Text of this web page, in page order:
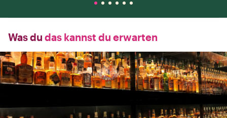
Was du das kannst du erwarten